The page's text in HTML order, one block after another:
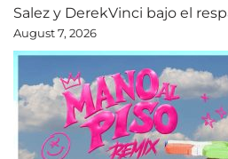
Salez y DerekVinci bajo el
August 7, 2026